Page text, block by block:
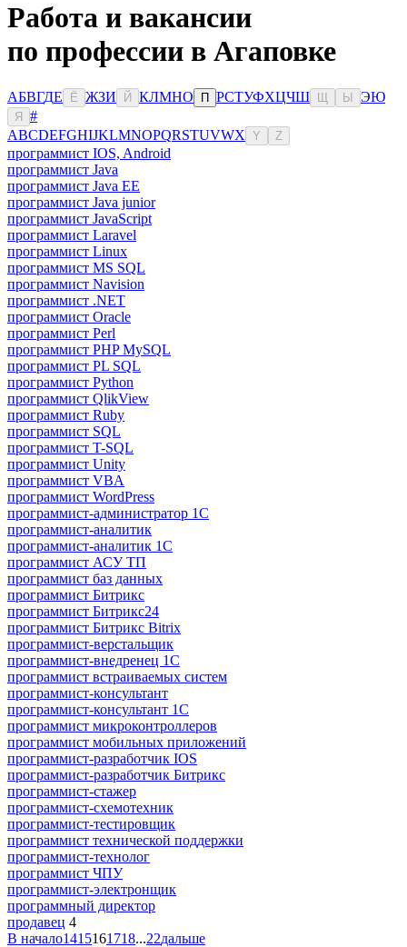
Работа и вакансии
по профессии в Агаповке
АБВГДЕ Ё ЖЗИ Й КЛМНО П РСТУФХЦЧШ Ы ЭЮ
Я
#
ABCDEFGHIJKLMNOPQRSTUVWX Y Z
программист IOS, Android
программист Java
программист Java EE
программист Java junior
программист JavaScript
программист Laravel
программист Linux
программист MS SQL
программист Navision
программист .NET
программист Oracle
программист Perl
программист PHP MySQL
программист PL SQL
программист Python
программист QlikView
программист Ruby
программист SQL
программист T-SQL
программист Unity
программист VBA
программист WordPress
программист-администратор 1С
программист-аналитик
программист-аналитик 1С
программист АСУ ТП
программист баз данных
программист Битрикс
программист Битрикс24
программист Битрикс Bitrix
программист-верстальщик
программист-внедренец 1С
программист встраиваемых систем
программист-консультант
программист-консультант 1C
программист микроконтроллеров
программист мобильных приложений
программист-разработчик IOS
программист-разработчик Битрикс
программист-стажер
программист-схемотехник
программист-тестировщик
программист технической поддержки
программист-технолог
программист ЧПУ
программист-электронщик
программный директор
продавец 4
В начало1415161718...22дальше